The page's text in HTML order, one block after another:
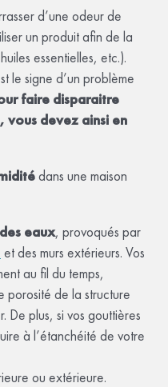
d’une odeur de
un produit afin de la
essentielles, etc.).
le signe d’un problème
faire disparaitre
devez ainsi en
dans une maison
eaux, provoqués par
et des murs extérieurs. Vos
au fil du temps,
porosité de la structure
De plus, si vos gouttières
à l’étanchéité de votre
ou extérieure.